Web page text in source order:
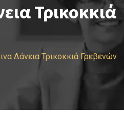
Τρικοκκιά
Δάνεια Τρικοκκιά Γρεβενών